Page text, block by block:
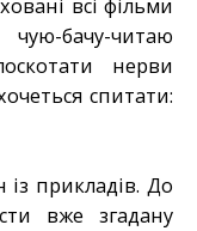
всі фільми
бачу-читаю
нерви
спитати:
прикладів. До
вже згадану